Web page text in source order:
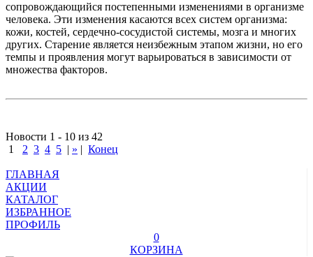
сопровождающийся постепенными изменениями в организме
человека. Эти изменения касаются всех систем организма:
кожи, костей, сердечно-сосудистой системы, мозга и многих
других. Старение является неизбежным этапом жизни, но его
темпы и проявления могут варьироваться в зависимости от
множества факторов.
Новости 1 - 10 из 42
1
2 3 4 5 | » | Конец
ГЛАВНАЯ
АКЦИИ
КАТАЛОГ
ИЗБРАННОЕ
ПРОФИЛЬ
0
КОРЗИНА